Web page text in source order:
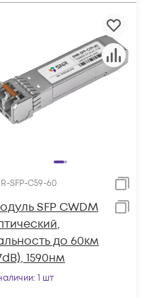
SFP-C59-60
SFP CWDM
до 60км
1590нм
: 1 шт